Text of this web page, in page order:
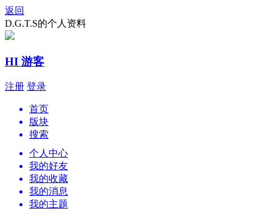
返回
D.G.T.S的个人资料
HI 游客
注册 登录
首页
版块
搜索
个人中心
我的好友
我的收藏
我的消息
我的主题